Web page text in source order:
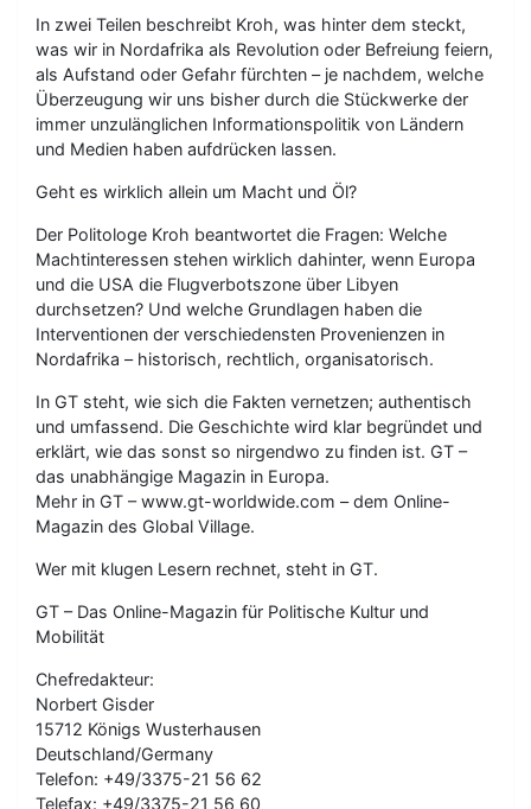
In zwei Teilen beschreibt Kroh, was hinter dem steckt,
was wir in Nordafrika als Revolution oder Befreiung feiern,
als Aufstand oder Gefahr fürchten – je nachdem, welche
Überzeugung wir uns bisher durch die Stückwerke der
immer unzulänglichen Informationspolitik von Ländern
und Medien haben aufdrücken lassen.
Geht es wirklich allein um Macht und Öl?
Der Politologe Kroh beantwortet die Fragen: Welche
Machtinteressen stehen wirklich dahinter, wenn Europa
und die USA die Flugverbotszone über Libyen
durchsetzen? Und welche Grundlagen haben die
Interventionen der verschiedensten Provenienzen in
Nordafrika – historisch, rechtlich, organisatorisch.
In GT steht, wie sich die Fakten vernetzen; authentisch
und umfassend. Die Geschichte wird klar begründet und
erklärt, wie das sonst so nirgendwo zu finden ist. GT –
das unabhängige Magazin in Europa.
Mehr in GT – www.gt-worldwide.com – dem Online-
Magazin des Global Village.
Wer mit klugen Lesern rechnet, steht in GT.
GT – Das Online-Magazin für Politische Kultur und
Mobilität
Chefredakteur:
Norbert Gisder
15712 Königs Wusterhausen
Deutschland/Germany
Telefon: +49/3375-21 56 62
Telefax: +49/3375-21 56 60